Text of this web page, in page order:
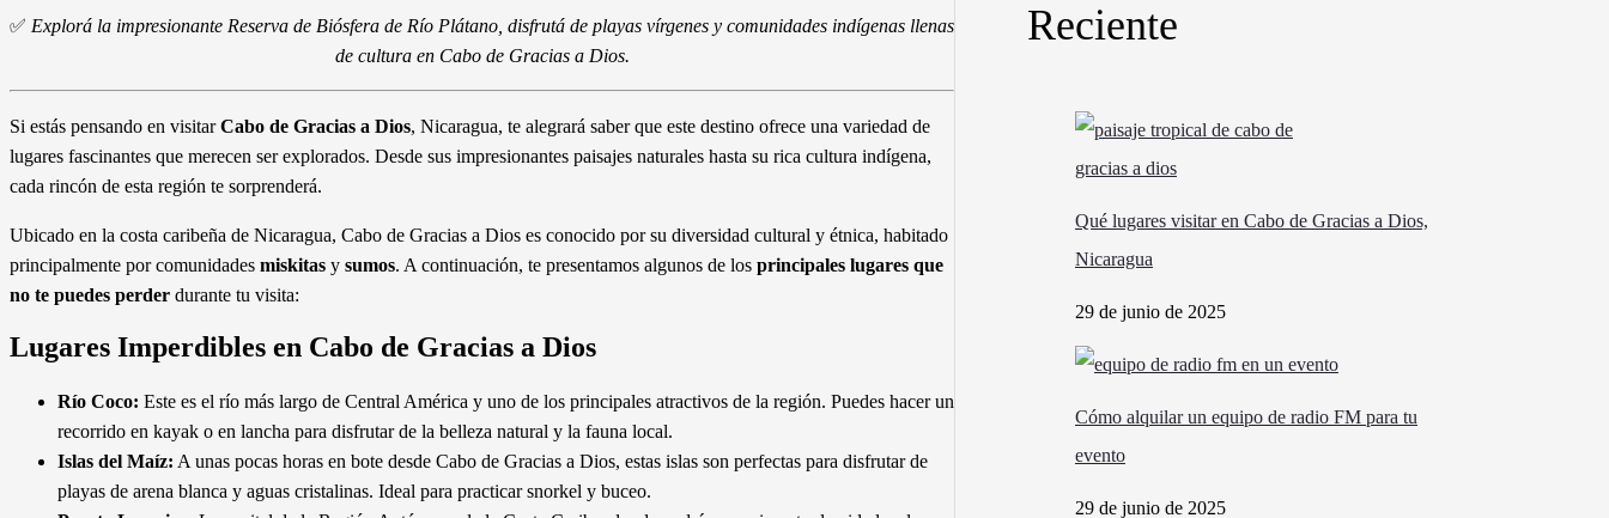
✅ Explorá la impresionante Reserva de Biósfera de Río Plátano, disfrutá de playas vírgenes y comunidades indígenas llenas
de cultura en Cabo de Gracias a Dios.
Si estás pensando en visitarCabo de Gracias a Dios, Nicaragua, te alegrará saber que este destino ofrece una variedad de
lugares fascinantes que merecen ser explorados. Desde sus impresionantes paisajes naturales hasta su rica cultura indígena,
cada rincón de esta región te sorprenderá.
Ubicado en la costa caribeña de Nicaragua, Cabo de Gracias a Dios es conocido por su diversidad cultural y étnica, habitado
principalmente por comunidades miskitas y sumos. A continuación, te presentamos algunos de los principales lugares que
no te puedes perder durante tu visita:
Lugares Imperdibles en Cabo de Gracias a Dios
Río Coco: Este es el río más largo de Central América y uno de los principales atractivos de la región. Puedes hacer un
recorrido en kayak o en lancha para disfrutar de la belleza natural y la fauna local.
Islas del Maíz: A unas pocas horas en bote desde Cabo de Gracias a Dios, estas islas son perfectas para disfrutar de
playas de arena blanca y aguas cristalinas. Ideal para practicar snorkel y buceo.
Reciente
Qué lugares visitar en Cabo de Gracias a Dios,
Nicaragua
29 de junio de 2025
Cómo alquilar un equipo de radio FM para tu
evento
29 de junio de 2025